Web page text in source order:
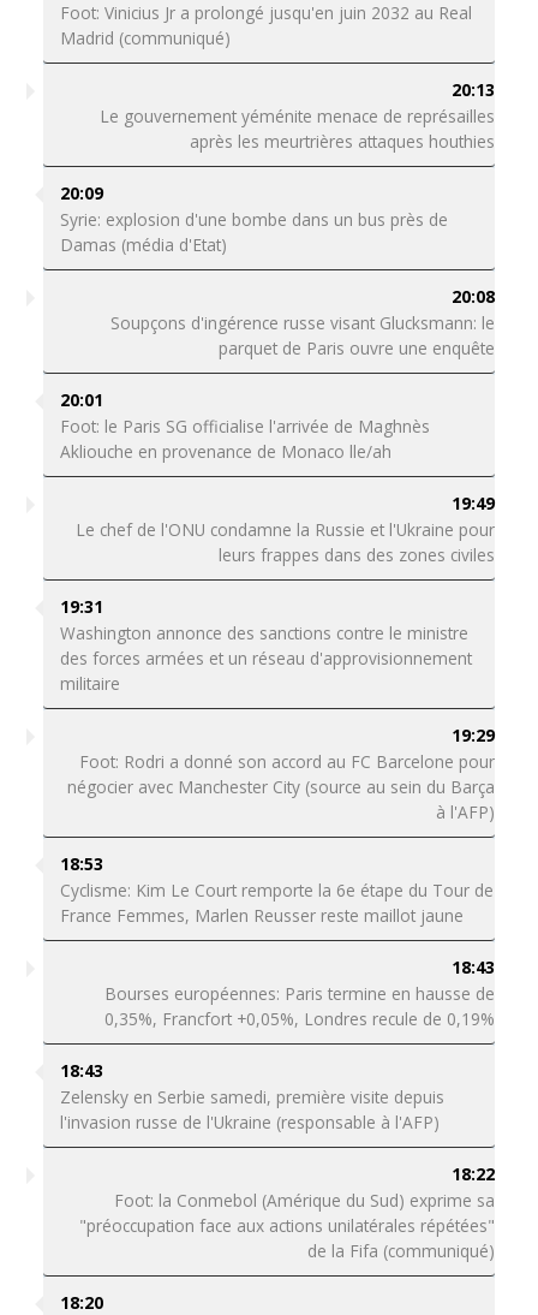
Foot: Vinicius Jr a prolongé jusqu'en juin 2032 au Real
Madrid (communiqué)
20:13
Le gouvernement yéménite menace de représailles
après les meurtrières attaques houthies
20:09
Syrie: explosion d'une bombe dans un bus près de
Damas (média d'Etat)
20:08
Soupçons d'ingérence russe visant Glucksmann: le
parquet de Paris ouvre une enquête
20:01
Foot: le Paris SG officialise l'arrivée de Maghnès
Akliouche en provenance de Monaco lle/ah
19:49
Le chef de l'ONU condamne la Russie et l'Ukraine pour
leurs frappes dans des zones civiles
19:31
Washington annonce des sanctions contre le ministre
des forces armées et un réseau d'approvisionnement
militaire
19:29
Foot: Rodri a donné son accord au FC Barcelone pour
négocier avec Manchester City (source au sein du Barça
à l'AFP)
18:53
Cyclisme: Kim Le Court remporte la 6e étape du Tour de
France Femmes, Marlen Reusser reste maillot jaune
18:43
Bourses européennes: Paris termine en hausse de
0,35%, Francfort +0,05%, Londres recule de 0,19%
18:43
Zelensky en Serbie samedi, première visite depuis
l'invasion russe de l'Ukraine (responsable à l'AFP)
18:22
Foot: la Conmebol (Amérique du Sud) exprime sa
"préoccupation face aux actions unilatérales répétées"
de la Fifa (communiqué)
18:20